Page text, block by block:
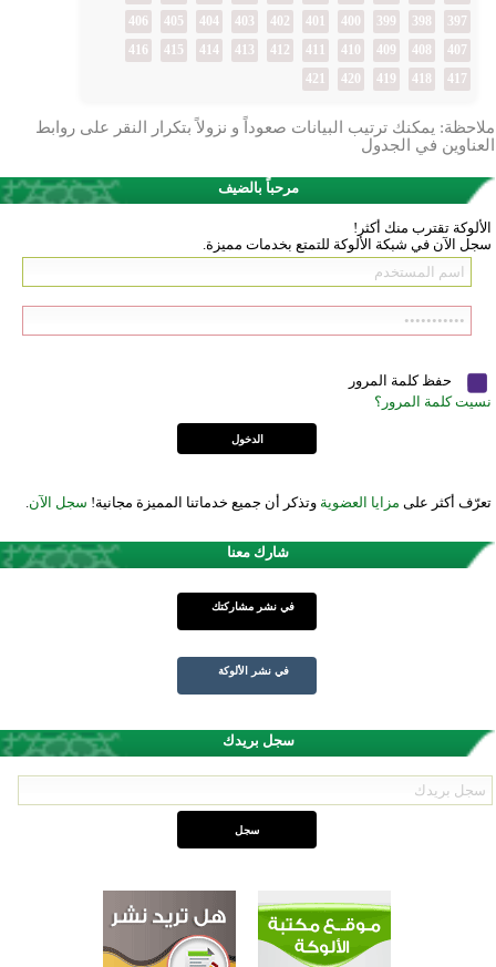
397
398
399
400
401
402
403
404
405
406
407
408
409
410
411
412
413
414
415
416
417
418
419
420
421
ملاحظة: يمكنك ترتيب البيانات صعوداً و نزولاً بتكرار النقر على روابط
العناوين في الجدول
مرحباً بالضيف
الألوكة تقترب منك أكثر!
سجل الآن في شبكة الألوكة للتمتع بخدمات مميزة.
حفظ كلمة المرور
نسيت كلمة المرور؟
تعرّف أكثر على مزايا العضوية وتذكر أن جميع خدماتنا المميزة مجانية! سجل الآن.
شارك معنا
في نشر مشاركتك
في نشر الألوكة
سجل بريدك